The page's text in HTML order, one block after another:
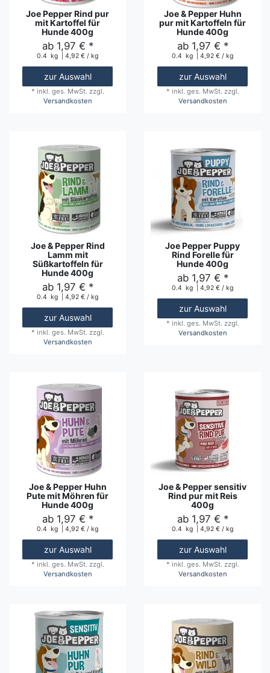
Joe Pepper Rind pur
mit Kartoffel für
Hunde 400g
ab 1,97 € *
0.4 kg | 4,92 € / kg
zur Auswahl
* inkl. ges. MwSt. zzgl.
Versandkosten
Joe & Pepper Huhn
pur mit Kartoffeln für
Hunde 400g
ab 1,97 € *
0.4 kg | 4,92 € / kg
zur Auswahl
* inkl. ges. MwSt. zzgl.
Versandkosten
Joe & Pepper Rind
Lamm mit
Süßkartoffeln für
Hunde 400g
ab 1,97 € *
0.4 kg | 4,92 € / kg
zur Auswahl
* inkl. ges. MwSt. zzgl.
Versandkosten
Joe Pepper Puppy
Rind Forelle für
Hunde 400g
ab 1,97 € *
0.4 kg | 4,92 € / kg
zur Auswahl
* inkl. ges. MwSt. zzgl.
Versandkosten
Joe & Pepper Huhn
Pute mit Möhren für
Hunde 400g
ab 1,97 € *
0.4 kg | 4,92 € / kg
zur Auswahl
* inkl. ges. MwSt. zzgl.
Versandkosten
Joe & Pepper sensitiv
Rind pur mit Reis
400g
ab 1,97 € *
0.4 kg | 4,92 € / kg
zur Auswahl
* inkl. ges. MwSt. zzgl.
Versandkosten